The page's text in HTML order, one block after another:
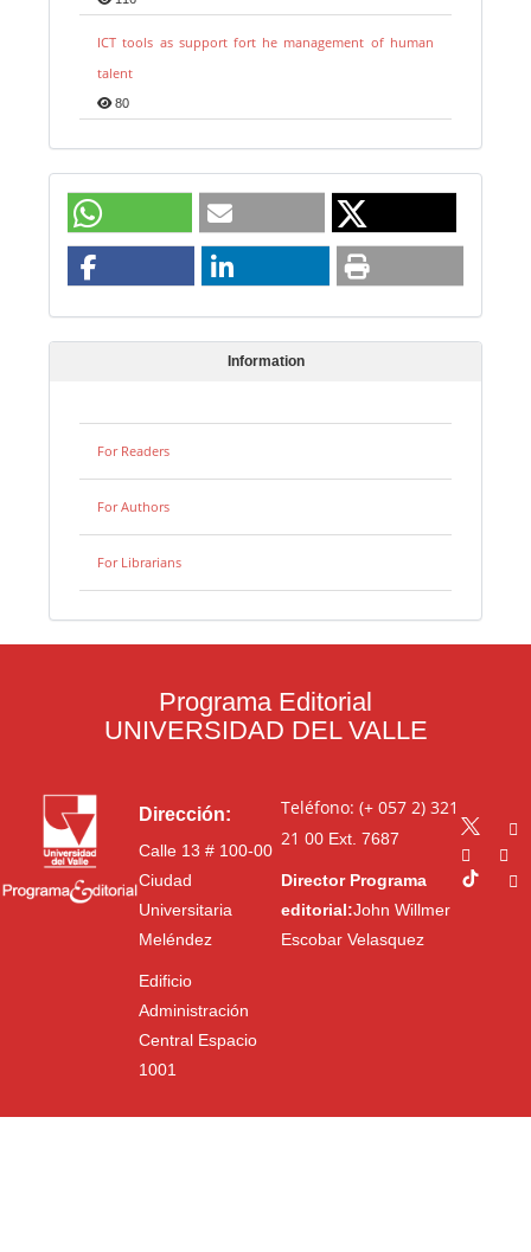
ICT tools as support fort he management of human
talent
80
Information
For Readers
For Authors
For Librarians
Programa Editorial
UNIVERSIDAD DEL VALLE
Dirección:
Calle 13 # 100-00
Ciudad
Universitaria
Meléndez
Edificio
Administración
Central Espacio
1001
Teléfono: (+ 057 2) 321
21 00Ext. 7687
Director Programa
editorial:John Willmer
Escobar Velasquez